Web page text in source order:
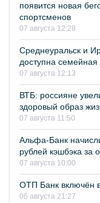
появится новая
спортсменов
07 августа 12:28
Среднеуральск и
доступна семейная
07 августа 12:13
ВТБ: россияне
здоровый образ
07 августа 11:50
Альфа-Банк
рублей кэшбэка за
07 августа 10:00
ОТП Банк включён
06 августа 21:27